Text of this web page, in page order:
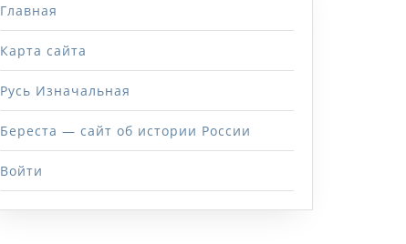
Главная
Карта сайта
Русь Изначальная
Береста — сайт об истории России
Войти